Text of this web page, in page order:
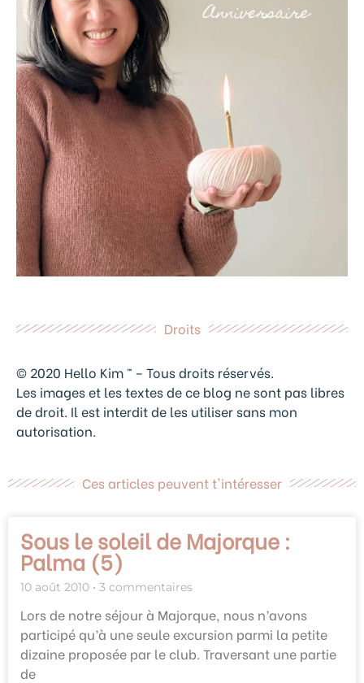
Droits
© 2020 Hello Kim ™ – Tous droits réservés.
Les images et les textes de ce blog ne sont pas libres
de droit. Il est interdit de les utiliser sans mon
autorisation.
Ces articles peuvent t'intéresser
Sous le soleil de Majorque :
Palma (5)
10 août 2010 3 commentaires
Lors de notre séjour à Majorque, nous n’avons
participé qu’à une seule excursion parmi la petite
dizaine proposée par le club. Traversant une partie
de